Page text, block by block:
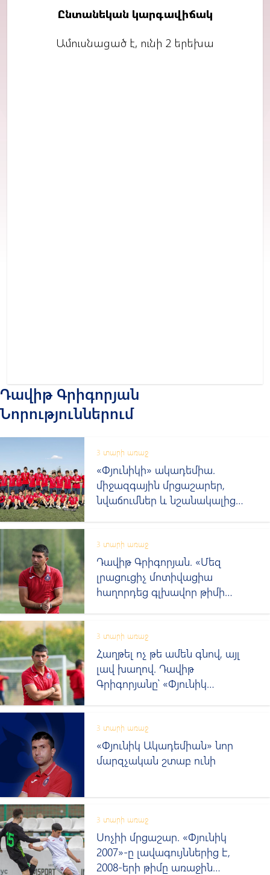
Ընտանեկան կարգավիճակ
Ամուսնացած է, ունի 2 երեխա
Դավիթ Գրիգորյան
Նորություններում
3 տարի առաջ
«Փյունիկի» ակադեմիա.
միջազգային մրցաշարեր,
նվաճումներ և նշանակալից
3 տարի առաջ
Դավիթ Գրիգորյան. «Մեզ
լրացուցիչ մոտիվացիա
հաղորդեց գլխավոր թիմի
3 տարի առաջ
Հաղթել ոչ թե ամեն գնով, այլ
լավ խաղով. Դավիթ
Գրիգորյանը՝ «Փյունիկ
3 տարի առաջ
«Փյունիկ Ակադեմիան» նոր
մարզչական շտաբ ունի
3 տարի առաջ
Սոչիի մրցաշար. «Փյունիկ
2007»-ը լավագույններից է,
2008-երի թիմը առաջին